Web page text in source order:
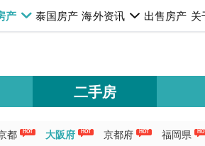
产 泰国房产 海外资讯 出售房产 关
二手房
都 HOT 大阪府 HOT 京都府 HOT 福岡県